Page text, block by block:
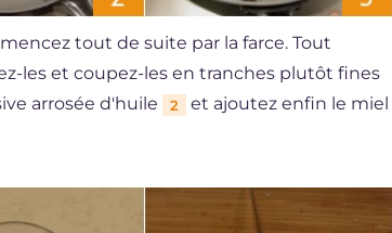
tout de suite par la farce. Tout
les et coupez-les en tranches plutôt fines
arrosée d'huile 2
et ajoutez enfin le miel